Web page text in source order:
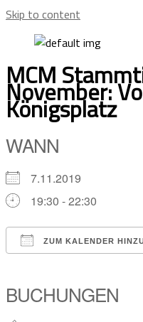
Skip to content
MCM
November:
Königsplatz
WANN
7.11.2019
19:30 - 22:30
ZUM KALENDER
BUCHUNGEN